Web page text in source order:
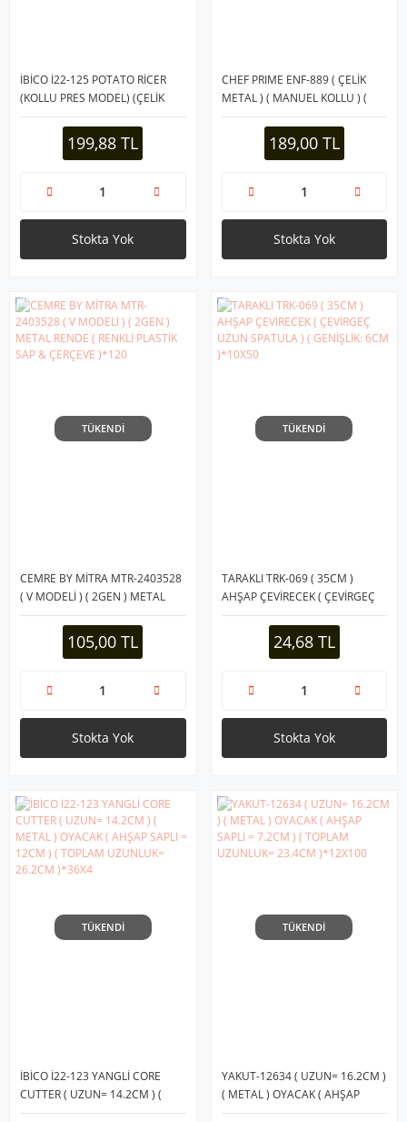
İBİCO İ22-125 POTATO RİCER
(KOLLU PRES MODEL) (ÇELİK
METAL) (PATATES EZİCİ &
MEYVE SIKICI) (ÇAP:9.7CM)
(D:6.3CM)(SAPLI:26.5CM)*72
199,88 TL
Stokta Yok
CHEF PRIME ENF-889 ( ÇELİK
METAL ) ( MANUEL KOLLU ) (
MEYVE SIKICI ) ( PATATES EZİCİ )
PRES SIKACAK ( HAZNELİ PÜRE
YAPICI )*72189,00 TL
Stokta Yok
TÜKENDİ
CEMRE BY MİTRA MTR-2403528
( V MODELİ ) ( 2GEN ) METAL
RENDE ( RENKLİ PLASTİK SAP &
ÇERÇEVE )*120105,00 TL
Stokta Yok
TÜKENDİ
TARAKLI TRK-069 ( 35CM )
AHŞAP ÇEVİRECEK ( ÇEVİRGEÇ
UZUN SPATULA ) ( GENİŞLİK:
6CM )*10X5024,68 TL
Stokta Yok
TÜKENDİ
İBİCO İ22-123 YANGLİ CORE
CUTTER ( UZUN= 14.2CM ) (
METAL ) OYACAK ( AHŞAP SAPLI
TÜKENDİ
YAKUT-12634 ( UZUN= 16.2CM )
( METAL ) OYACAK ( AHŞAP
SAPLI = 7.2CM ) ( TOPLAM